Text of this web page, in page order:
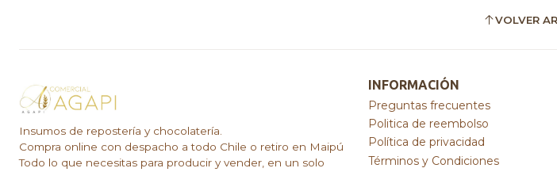
VOLVER
Insumos de repostería y chocolatería.
Compra online con despacho a todo Chile o retiro en Maipú
Todo lo que necesitas para producir y vender, en un solo
INFORMACIÓN
Preguntas frecuentes
Politica de reembolso
Política de privacidad
Términos y Condiciones